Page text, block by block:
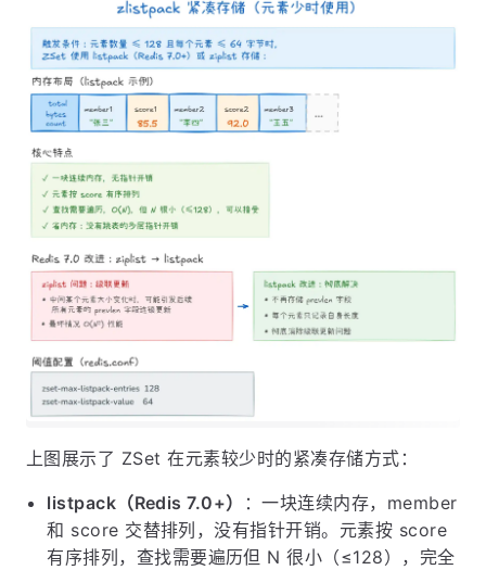
上图展示了 ZSet 在元素较少时的紧凑存储方式：
listpack（Redis 7.0+）
：一块连续内存，member
和 score 交替排列，没有指针开销。元素按 score
有序排列，查找需要遍历但 N 很小（≤128），完全